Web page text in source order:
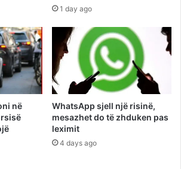
1 day ago
në
WhatsApp sjell një risinë,
mesazhet do të zhduken pas
leximit
4 days ago